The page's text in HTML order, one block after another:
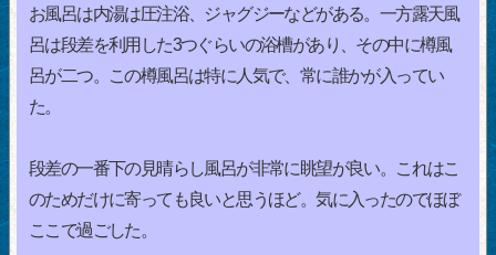
お風呂は内湯は圧注浴、ジャグジーなどがある。一方露天風
呂は段差を利用した3つぐらいの浴槽があり、その中に樽風
呂が二つ。この樽風呂は特に人気で、常に誰かが入ってい
た。
段差の一番下の見晴らし風呂が非常に眺望が良い。これはこ
のためだけに寄っても良いと思うほど。気に入ったのでほぼ
ここで過ごした。